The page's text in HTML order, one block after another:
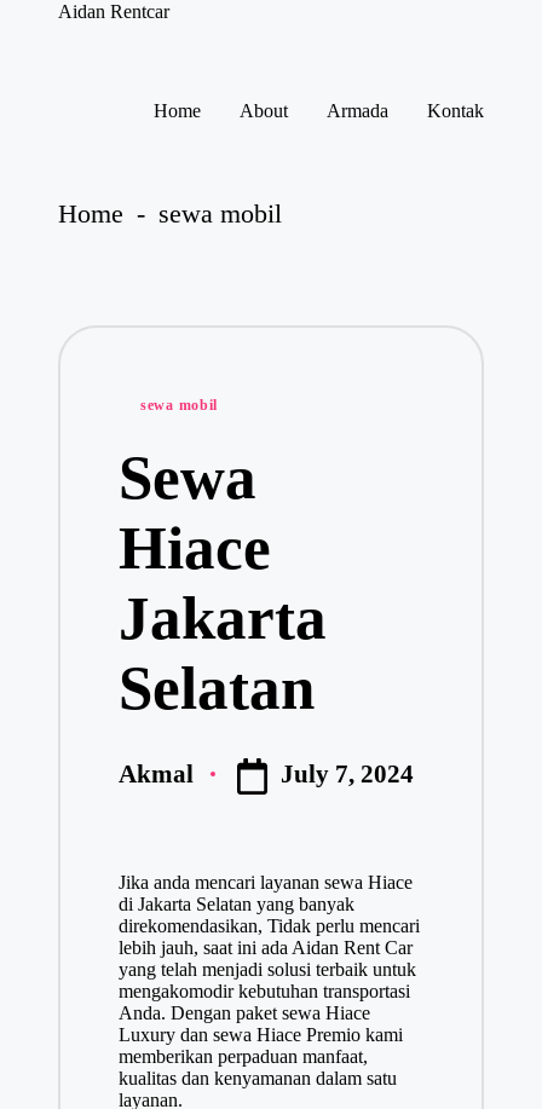
Aidan Rentcar
Home
About Armada Kontak
Home - sewa mobil
Posted
sewa mobil
Sewa
Hiace
Jakarta
Selatan
Posted
Akmal July 7, 2024
Jika anda mencari layanan sewa Hiace
di Jakarta Selatan yang banyak
direkomendasikan, Tidak perlu mencari
lebih jauh, saat ini ada Aidan Rent Car
yang telah menjadi solusi terbaik untuk
mengakomodir kebutuhan transportasi
Anda. Dengan paket sewa Hiace
Luxury dan sewa Hiace Premio kami
memberikan perpaduan manfaat,
kualitas dan kenyamanan dalam satu
layanan.